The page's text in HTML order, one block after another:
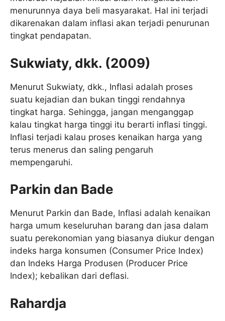
menurunnya daya beli masyarakat. Hal ini terjadi
dikarenakan dalam inflasi akan terjadi penurunan
tingkat pendapatan.
Sukwiaty, dkk. (2009)
Menurut Sukwiaty, dkk., Inflasi adalah proses
suatu kejadian dan bukan tinggi rendahnya
tingkat harga. Sehingga, jangan menganggap
kalau tingkat harga tinggi itu berarti inflasi tinggi.
Inflasi terjadi kalau proses kenaikan harga yang
terus menerus dan saling pengaruh
mempengaruhi.
Parkin dan Bade
Menurut Parkin dan Bade, Inflasi adalah kenaikan
harga umum keseluruhan barang dan jasa dalam
suatu perekonomian yang biasanya diukur dengan
indeks harga konsumen (Consumer Price Index)
dan Indeks Harga Produsen (Producer Price
Index); kebalikan dari deflasi.
Rahardja